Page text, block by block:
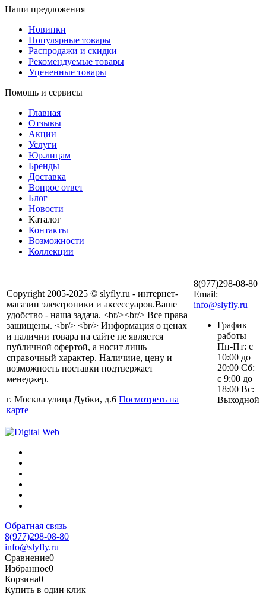
Наши предложения
Новинки
Популярные товары
Распродажи и скидки
Рекомендуемые товары
Уцененные товары
Помощь и сервисы
Главная
Отзывы
Акции
Услуги
Юр.лицам
Бренды
Доставка
Вопрос ответ
Блог
Новости
Каталог
Контакты
Возможности
Коллекции
Copyright 2005-2025 © slyfly.ru - интернет-
магазин электроники и аксессуаров.Ваше
удобство - наша задача. <br/><br/> Все права
защищены. <br/> <br/> Информация о ценах
и наличии товара на сайте не является
публичной офертой, а носит лишь
справочный характер. Наличиие, цену и
возможность поставки подтвержает
менеджер.
г. Москва улица Дубки, д.6 Посмотреть на
карте
8(977)298-08-80
Email:
info@slyfly.ru
График
работы
Пн-Пт: с
10:00 до
20:00 Сб:
с 9:00 до
18:00 Вс:
Выходной
Обратная связь
8(977)298-08-80
info@slyfly.ru
Сравнение0
Избранное0
Корзина0
Купить в один клик